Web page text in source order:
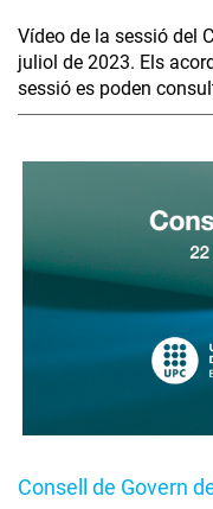
Vídeo de la sessió del
juliol de 2023. Els
sessió es poden
Consell de Govern